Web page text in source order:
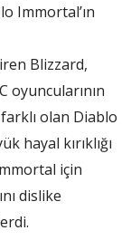
Immortal’ın
Blizzard,
oyuncularının
olan Diablo
hayal kırıklığı
için
dislike